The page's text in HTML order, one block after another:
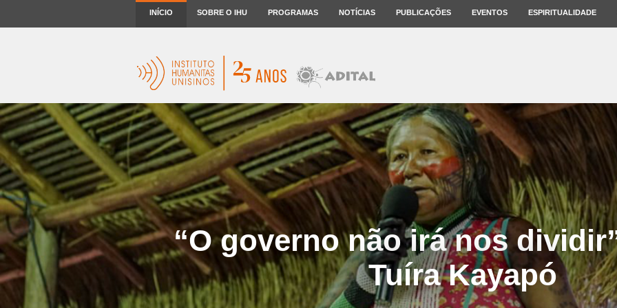
INÍCIO SOBRE O IHU PROGRAMAS NOTÍCIAS PUBLICAÇÕES EVENTOS ESPIRITUALIDADE
“O governo não irá nos
Tuíra Kayapó